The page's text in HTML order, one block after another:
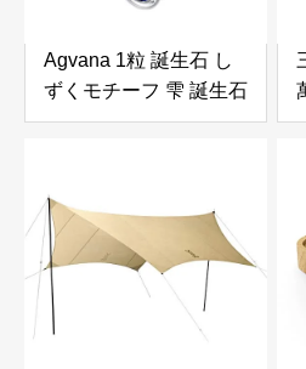
Agvana 1粒 誕生石 し
ずくモチーフ 雫 誕生石
ブレスレット レディー
腕輪 プレゼント 母の日
誕生日 記念日 ラッピン
グ済み アジャスター 人
気 ファッション アクセ
サリー レディース (9月